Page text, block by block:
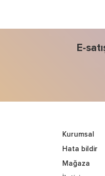
E-
Kurumsal
Hata bildir
Mağaza